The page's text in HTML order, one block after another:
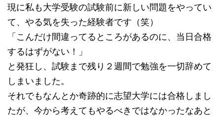
現に私も大学受験の試験前に新しい問題をやってい
て、やる気を失った経験者です（笑）
「こんだけ間違ってるところがあるのに、当日合格
するはずがない！」
と発狂し、試験まで残り２週間で勉強を一切辞めて
しまいました。
それでもなんとか奇跡的に志望大学には合格しまし
たが、今から考えてもやるべきではなかったなあと